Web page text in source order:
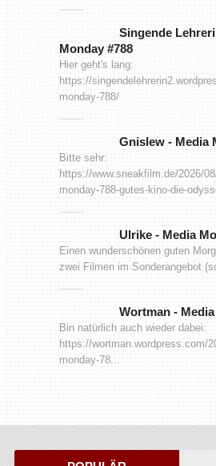
Singende
Monday #788
Hier geht's lang:
https://
monday-788/
Gnislew - Media
Bitte sehr:
https://www.sneakfilm.de/2026/
monday-788-gutes-kino-die-
Ulrike - Media
Einen wunderschönen guten
zwei Filmen im Sonderangebot
Wortman -
Bin natürlich auch wieder dabei:
https://wortman.wordpress.com/
monday-78...